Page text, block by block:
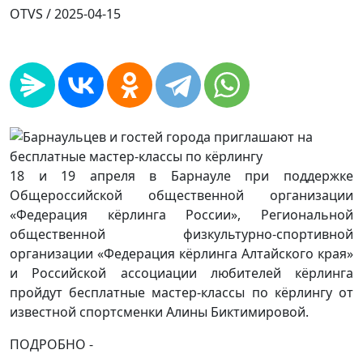
OTVS /2025-04-15
18 и 19 апреля в Барнауле при поддержке
Общероссийской общественной организации
«Федерация кёрлинга России», Региональной
общественной физкультурно-спортивной
организации «Федерация кёрлинга Алтайского края»
и Российской ассоциации любителей кёрлинга
пройдут бесплатные мастер-классы по кёрлингу от
известной спортсменки Алины Биктимировой.
ПОДРОБНО -